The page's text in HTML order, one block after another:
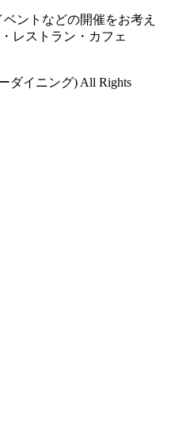
ントなどの開催をお考え
レストラン・カフェ
ダイニング) All Rights